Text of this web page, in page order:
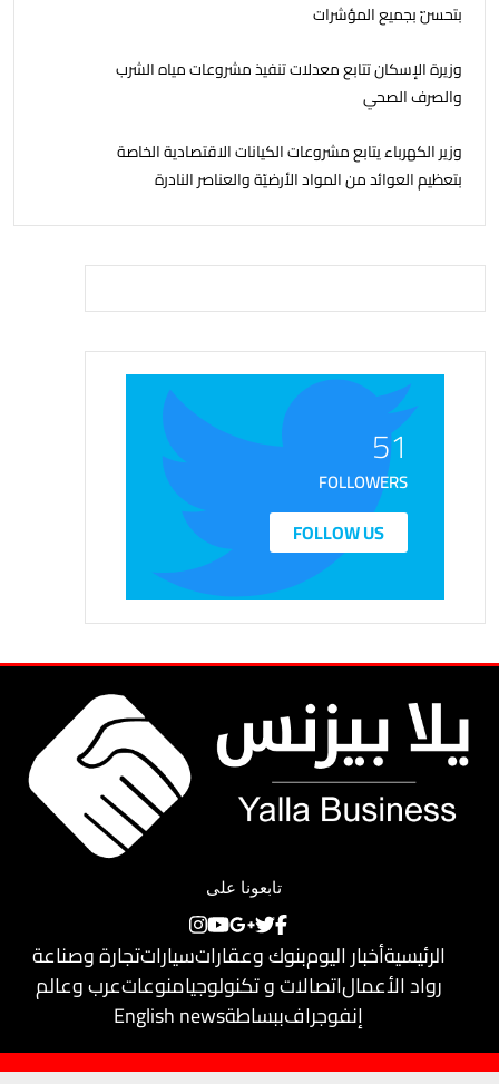
بتحسّن بجميع المؤشرات
وزيرة الإسكان تتابع معدلات تنفيذ مشروعات مياه الشرب
والصرف الصحي
وزير الكهرباء يتابع مشروعات الكيانات الاقتصادية الخاصة
بتعظيم العوائد من المواد الأرضيّة والعناصر النادرة
51
FOLLOWERS
FOLLOW US
تابعونا على
الرئيسيةأخبار اليومبنوك وعقاراتسياراتتجارة وصناعة
رواد الأعمالاتصالات و تكنولوجيامنوعاتعرب وعالم
إنفوجرافببساطةEnglish news